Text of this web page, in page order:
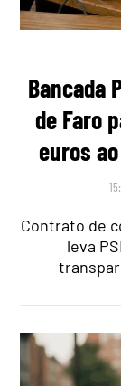
Bancada
de Faro
euros
Contrato de
leva